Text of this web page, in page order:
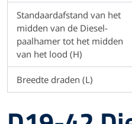
Standaardafstand van het
midden van de Diesel-
paalhamer tot het midden
van het lood (H)
Breedte draden (L)